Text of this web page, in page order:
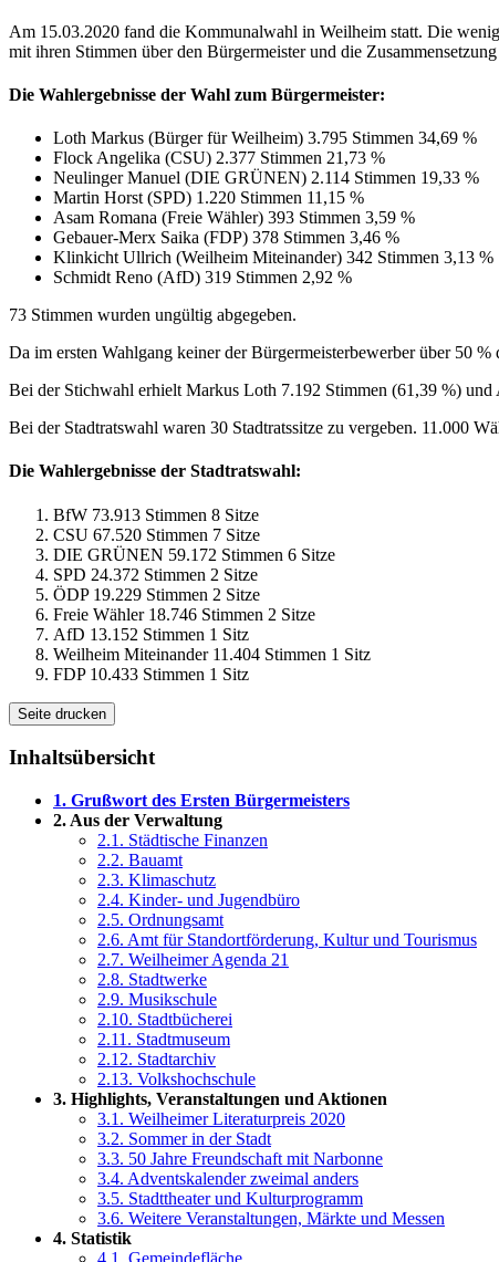
Am 15.03.2020 fand die Kommunalwahl in Weilheim statt. Die
mit ihren Stimmen über den Bürgermeister und die Zusammensetzung
Die Wahlergebnisse der Wahl zum Bürgermeister:
Loth Markus (Bürger für Weilheim) 3.795 Stimmen 34,69 %
Flock Angelika (CSU) 2.377 Stimmen 21,73 %
Neulinger Manuel (DIE GRÜNEN) 2.114 Stimmen 19,33 %
Martin Horst (SPD) 1.220 Stimmen 11,15 %
Asam Romana (Freie Wähler) 393 Stimmen 3,59 %
Gebauer-Merx Saika (FDP) 378 Stimmen 3,46 %
Klinkicht Ullrich (Weilheim Miteinander) 342 Stimmen 3,13 %
Schmidt Reno (AfD) 319 Stimmen 2,92 %
73 Stimmen wurden ungültig abgegeben.
Da im ersten Wahlgang keiner der Bürgermeisterbewerber über 50
Bei der Stichwahl erhielt Markus Loth 7.192 Stimmen (61,39 %)
Bei der Stadtratswahl waren 30 Stadtratssitze zu vergeben. 11.000
Die Wahlergebnisse der Stadtratswahl:
BfW 73.913 Stimmen 8 Sitze
CSU 67.520 Stimmen 7 Sitze
DIE GRÜNEN 59.172 Stimmen 6 Sitze
SPD 24.372 Stimmen 2 Sitze
ÖDP 19.229 Stimmen 2 Sitze
Freie Wähler 18.746 Stimmen 2 Sitze
AfD 13.152 Stimmen 1 Sitz
Weilheim Miteinander 11.404 Stimmen 1 Sitz
FDP 10.433 Stimmen 1 Sitz
Seite drucken
Inhaltsübersicht
1. Grußwort des Ersten Bürgermeisters
2. Aus der Verwaltung
2.1. Städtische Finanzen
2.2. Bauamt
2.3. Klimaschutz
2.4. Kinder- und Jugendbüro
2.5. Ordnungsamt
2.6. Amt für Standortförderung, Kultur und Tourismus
2.7. Weilheimer Agenda 21
2.8. Stadtwerke
2.9. Musikschule
2.10. Stadtbücherei
2.11. Stadtmuseum
2.12. Stadtarchiv
2.13. Volkshochschule
3. Highlights, Veranstaltungen und Aktionen
3.1. Weilheimer Literaturpreis 2020
3.2. Sommer in der Stadt
3.3. 50 Jahre Freundschaft mit Narbonne
3.4. Adventskalender zweimal anders
3.5. Stadttheater und Kulturprogramm
3.6. Weitere Veranstaltungen, Märkte und Messen
4. Statistik